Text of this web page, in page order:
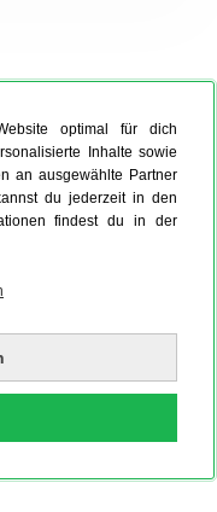
optimal für dich
Inhalte sowie
an ausgewählte Partner
du jederzeit in den
findest du in der